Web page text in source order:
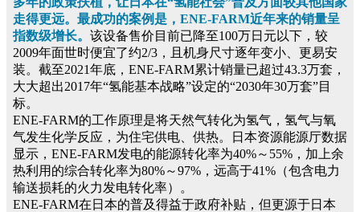
走得更远。最成功的案例是，ENE-FARM近年来的销量呈
指数级增长。 该设备售价目前已降至100万日元以下，较
2009年面世时便宜了约2/3，且机身尺寸逐年变小、更易安
装。截至2021年底，ENE-FARM累计销量已超过43.3万套，
大大超出2017年“氢能基本战略”设定的“2030年30万套”目
标。
ENE-FARM的工作原理是将天然气转化为氢气，氢气与氧
气发生化学反应，为住宅供电、供热。日本资源能源厅数据
显示，ENE-FARM发电的能源转化率为40%～55%，加上余
热利用的综合转化率为80%～97%，远高于41%（包含电力
输送损耗的火力发电转化率）。
ENE-FARM在日本的普及得益于政府补贴，但更源于日本